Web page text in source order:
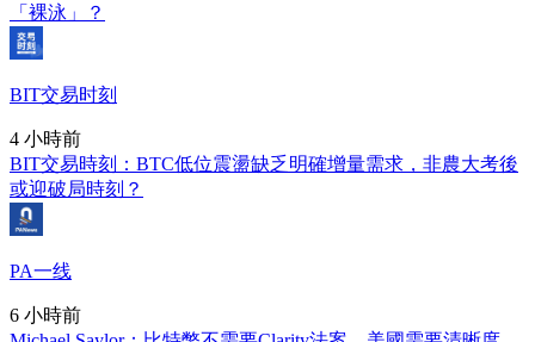
「裸泳」？
BIT交易时刻
4 小時前
BIT交易時刻：BTC低位震盪缺乏明確增量需求，非農大考後
或迎破局時刻？
PA一线
6 小時前